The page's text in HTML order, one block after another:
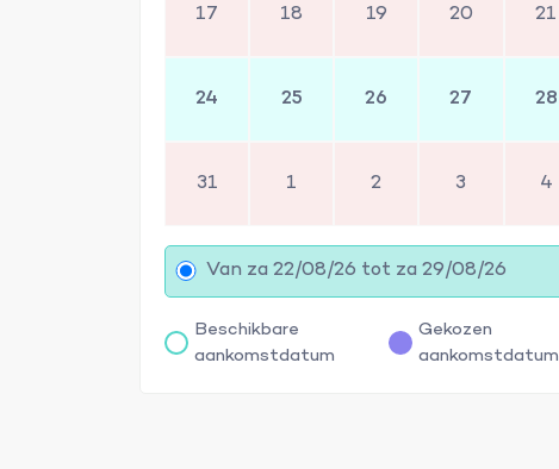
17 18 19 20 21
24 25 26 27 28
31 1 2 3 4
Van za 22/08/26 tot za 29/08/26
Beschikbare
aankomstdatum
Gekozen
aankomstdatum